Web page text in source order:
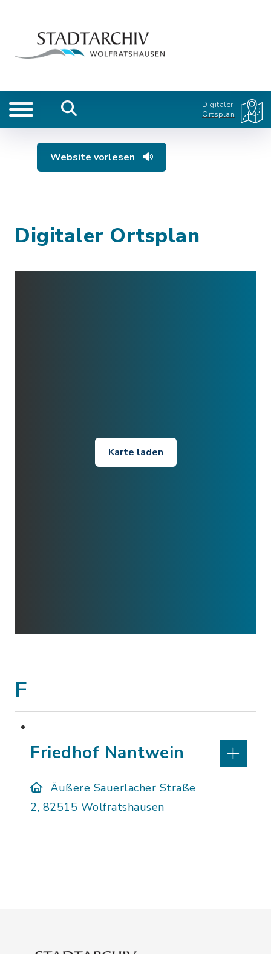
Digitaler
Ortsplan
Website vorlesen
Digitaler Ortsplan
Karte laden
F
Friedhof Nantwein
Äußere Sauerlacher Straße
2, 82515 Wolfratshausen